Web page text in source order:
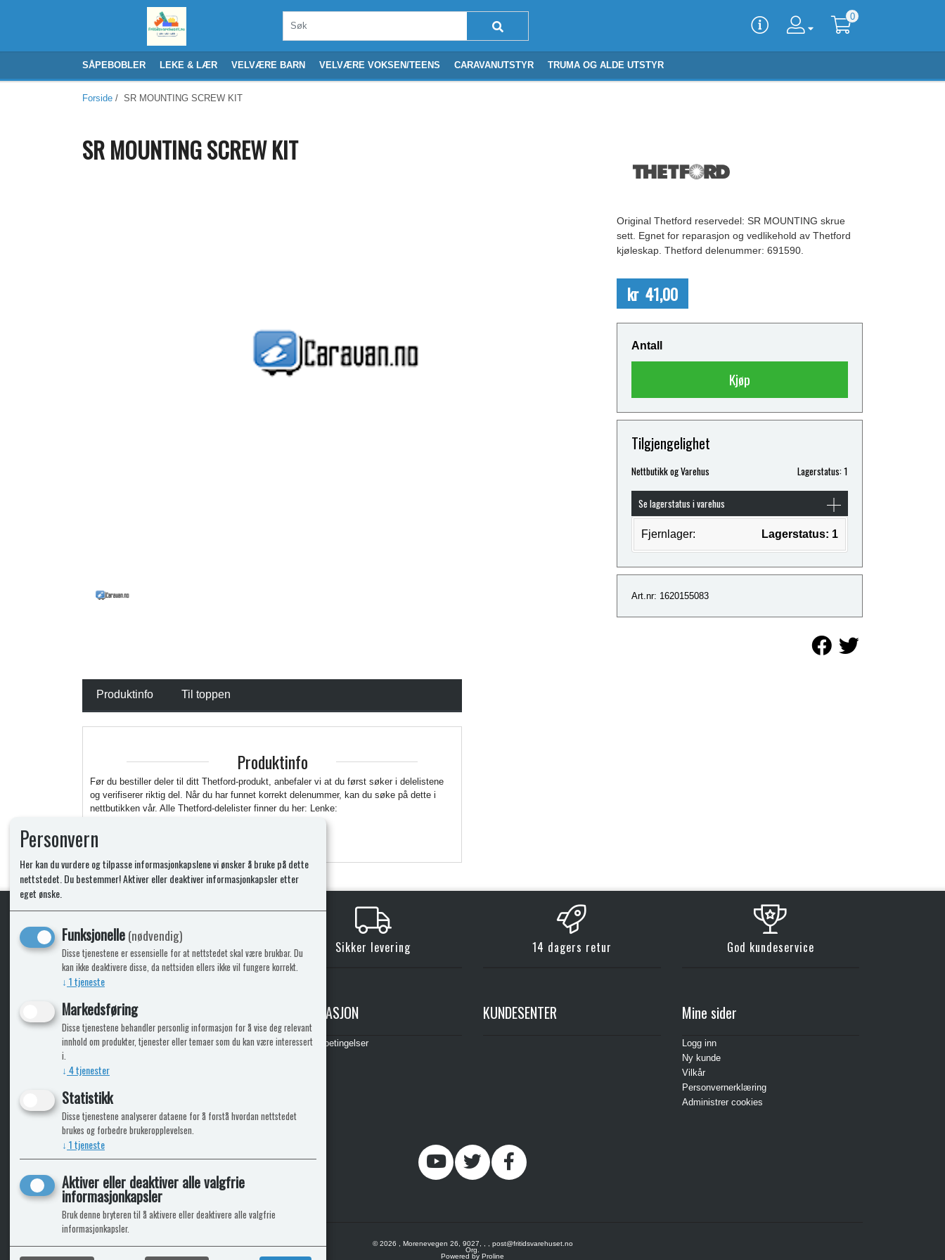
0
SÅPEBOBLER LEKE & LÆR VELVÆRE BARN VELVÆRE VOKSEN/TEENS CARAVANUTSTYR TRUMA OG ALDE UTSTYR
Forside / SR MOUNTING SCREW KIT
SR MOUNTING SCREW KIT
Original Thetford reservedel: SR MOUNTING skrue
sett. Egnet for reparasjon og vedlikehold av Thetford
kjøleskap. Thetford delenummer: 691590.
kr 41,00
Antall
Kjøp
Tilgjengelighet
Nettbutikk og Varehus Lagerstatus: 1
Se lagerstatus i varehus
Fjernlager: Lagerstatus: 1
Art.nr: 1620155083
Produktinfo Til toppen
Produktinfo
Før du bestiller deler til ditt Thetford-produkt, anbefaler vi at du først søker i delelistene
og verifiserer riktig del. Når du har funnet korrekt delenummer, kan du søke på dette i
nettbutikken vår. Alle Thetford-delelister finner du her: Lenke:
KLikk & hent Sikker levering 14 dagers retur God kundeservice
ICARAVANGRUPPEN
Trumadeler.no
Fritidsvarehuset.no
INFORMASJON
Leveringsbetingelser
KUNDESENTER Mine sider
Logg inn
Ny kunde
Vilkår
Personvernerklæring
Administrer cookies
© 2026 , Morenevegen 26, 9027, , , post@fritidsvarehuset.no
Org.
Powered by Proline
Personvern
Her kan du vurdere og tilpasse informasjonkapslene vi ønsker å bruke på dette
nettstedet. Du bestemmer! Aktiver eller deaktiver informasjonkapsler etter
eget ønske.
Funksjonelle(nødvendig)
Disse tjenestene er essensielle for at nettstedet skal være brukbar. Du
kan ikke deaktivere disse, da nettsiden ellers ikke vil fungere korrekt.
↓ 1tjeneste
Markedsføring
Disse tjenestene behandler personlig informasjon for å vise deg relevant
innhold om produkter, tjenester eller temaer som du kan være interessert
i.
↓ 4tjenester
Statistikk
Disse tjenestene analyserer dataene for å forstå hvordan nettstedet
brukes og forbedre brukeropplevelsen.
↓ 1tjeneste
Aktiver eller deaktiver alle valgfrie
informasjonkapsler
Bruk denne bryteren til å aktivere eller deaktivere alle valgfrie
informasjonkapsler.